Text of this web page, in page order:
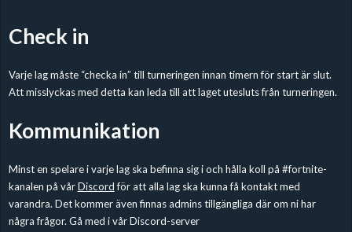
Check in
Varje lag måste “checka in” till turneringen innan timern för start är slut.
Att misslyckas med detta kan leda till att laget utesluts från turneringen.
Kommunikation
Minst en spelare i varje lag ska befinna sig i och hålla koll på #fortnite-
kanalen på vårDiscordför att alla lag ska kunna få kontakt med
varandra. Det kommer även finnas admins tillgängliga där om ni har
några frågor. Gå med i vår Discord-server